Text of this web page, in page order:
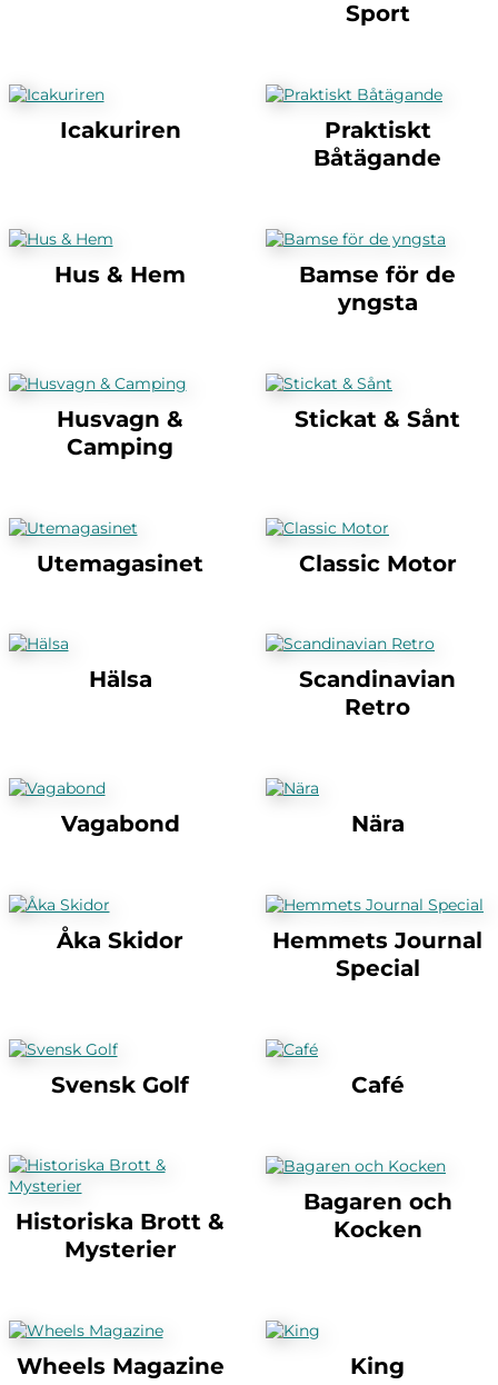
Sport
Icakuriren
Praktiskt
Båtägande
Hus & Hem
Bamse för de
yngsta
Husvagn &
Camping
Stickat & Sånt
Utemagasinet Classic Motor
Hälsa
Scandinavian
Retro
Vagabond Nära
Åka Skidor
Hemmets Journal
Special
Svensk Golf Café
Historiska Brott &
Mysterier
Bagaren och
Kocken
Wheels Magazine King